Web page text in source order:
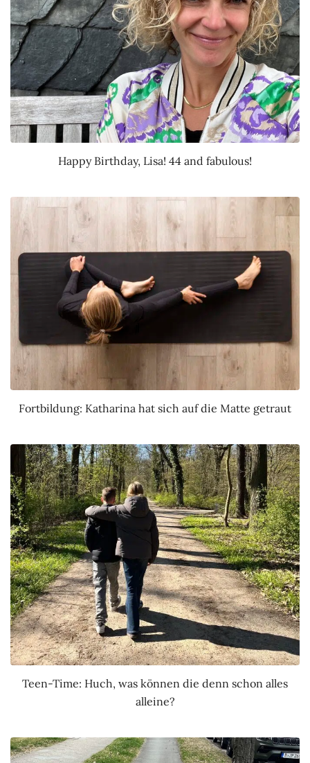
Happy Birthday, Lisa! 44 and fabulous!
Fortbildung: Katharina hat sich auf die Matte getraut
Teen-Time: Huch, was können die denn schon alles
alleine?